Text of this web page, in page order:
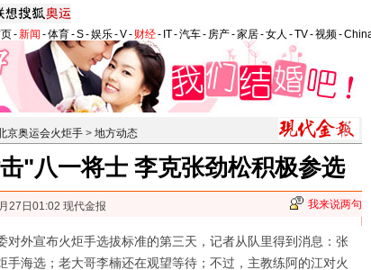
-新闻 -体育-S-娱乐-V- 财经- IT-汽车- 房产-家居-女人 -TV-视频-
京奥运会火炬手 > 地方动态
"八一将士 李克张劲松积极参选
27日01:02 现代金报 我来说两句
外宣布火炬手选拔标准的第三天，记者从队里得到消息：张
手海选；老大哥李楠还在观望等待；不过，主教练阿的江对火